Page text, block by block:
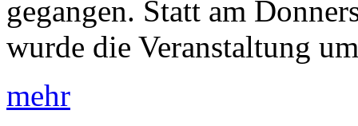
gegangen. Statt am
wurde die Veranstaltung
mehr